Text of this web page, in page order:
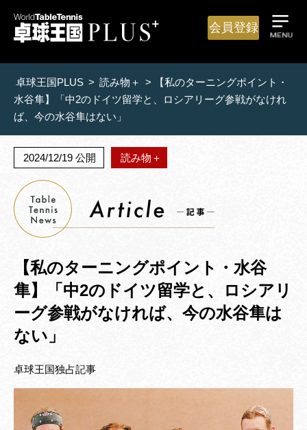
会員登録
卓球王国PLUS > 読み物＋ >
【私のターニングポイント・
水谷隼】「中2のドイツ留学と、ロシアリーグ参戦がなけれ
ば、今の水谷隼はない」
2024/12/19 公開 読み物＋
【私のターニングポイント・水谷
隼】「中2のドイツ留学と、ロシアリ
ーグ参戦がなければ、今の水谷隼は
ない」
卓球王国独占記事